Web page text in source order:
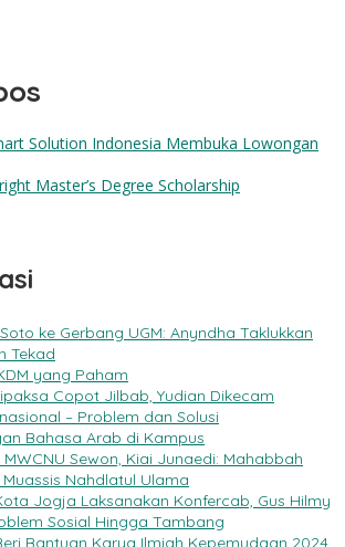
Solution Indonesia Membuka Lowongan
Master’s Degree Scholarship
ke Gerbang UGM: Anyndha Taklukkan
Tekad
yang Paham
Copot Jilbab, Yudian Dikecam
– Problem dan Solusi
Bahasa Arab di Kampus
Sewon, Kiai Junaedi: Mahabbah
Nahdlatul Ulama
Jogja Laksanakan Konfercab, Gus Hilmy
Sosial Hingga Tambang